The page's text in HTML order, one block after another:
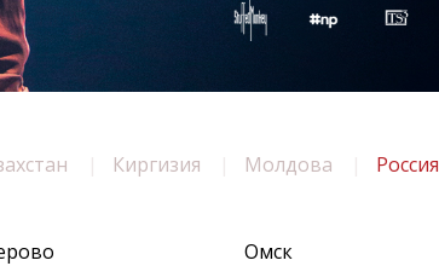
Киргизия Молдова Россия
Омск